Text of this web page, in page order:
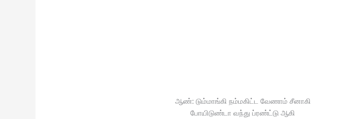
ஆண்: டும்மாங்கி நம்மகிட்ட வேணாம் சீனாகி
போயிடுண்டா வந்து ப்ரண்ட்டு ஆகி